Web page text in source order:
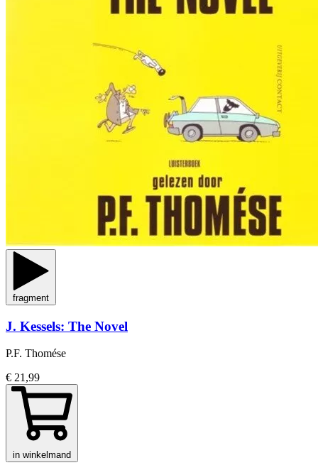
fragment
J. Kessels: The Novel
P.F. Thomése
€ 21,99
in winkelmand